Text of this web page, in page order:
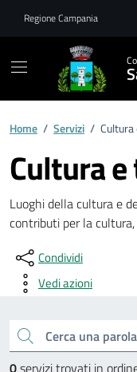
Regione Campania
Home / Servizi /
Cultura
Luoghi della cultura e
contributi per la
Condividi
Vedi azioni
Cerca una parola chiave
0servizi trovati in